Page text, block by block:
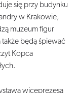
się przy budynku
w Krakowie,
muzeum figur
będą śpiewać
Kopca
wiceprezesa